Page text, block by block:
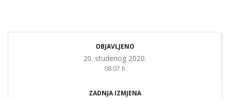
OBJAVLJENO
20. studenog 2020.
08:07 h
ZADNJA IZMJENA